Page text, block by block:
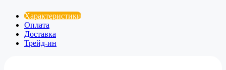
Характеристики
Оплата
Доставка
Трейд-ин